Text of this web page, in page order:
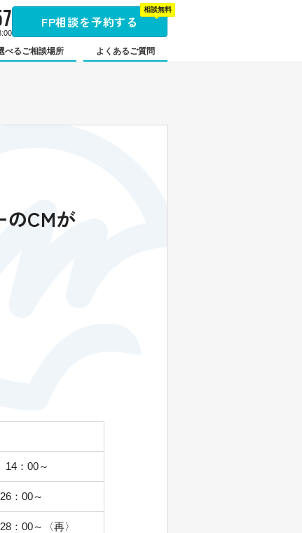
FP相談を予約する
相談無料
べるご相談場所 よくあるご質問
のCMが
14：00～
：00～
：00～〈再〉